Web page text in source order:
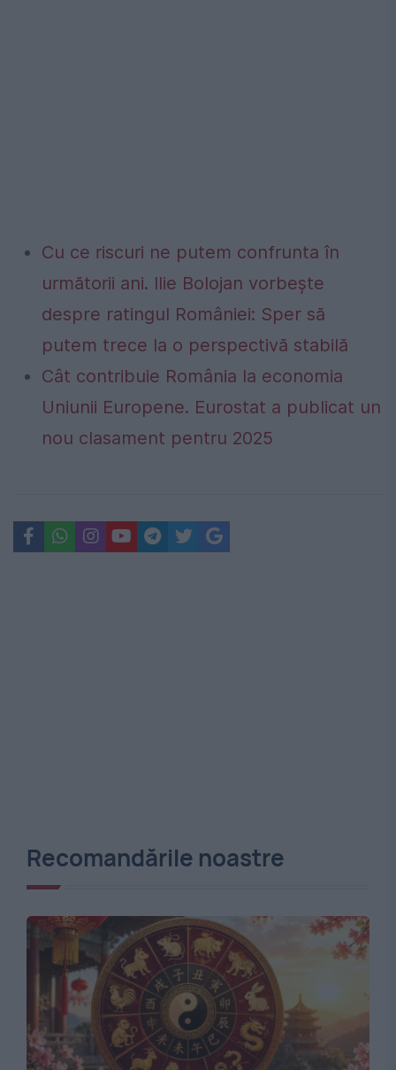
Cu ce riscuri ne putem confrunta în
următorii ani. Ilie Bolojan vorbește
despre ratingul României: Sper să
putem trece la o perspectivă stabilă
Cât contribuie România la economia
Uniunii Europene. Eurostat a publicat un
nou clasament pentru 2025
Recomandările noastre